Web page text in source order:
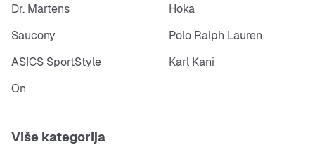
Dr. Martens
Hoka
Saucony
Polo Ralph Lauren
ASICS SportStyle
Karl Kani
On
Više kategorija